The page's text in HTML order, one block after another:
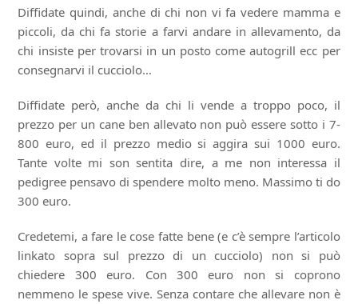
Diffidate quindi, anche di chi non vi fa vedere mamma e
piccoli, da chi fa storie a farvi andare in allevamento, da
chi insiste per trovarsi in un posto come autogrill ecc per
consegnarvi il cucciolo…
Diffidate però, anche da chi li vende a troppo poco, il
prezzo per un cane ben allevato non può essere sotto i 7-
800 euro, ed il prezzo medio si aggira sui 1000 euro.
Tante volte mi son sentita dire, a me non interessa il
pedigree pensavo di spendere molto meno. Massimo ti do
300 euro.
Credetemi, a fare le cose fatte bene (e c’è sempre l’articolo
linkato sopra sul prezzo di un cucciolo) non si può
chiedere 300 euro. Con 300 euro non si coprono
nemmeno le spese vive. Senza contare che allevare non è